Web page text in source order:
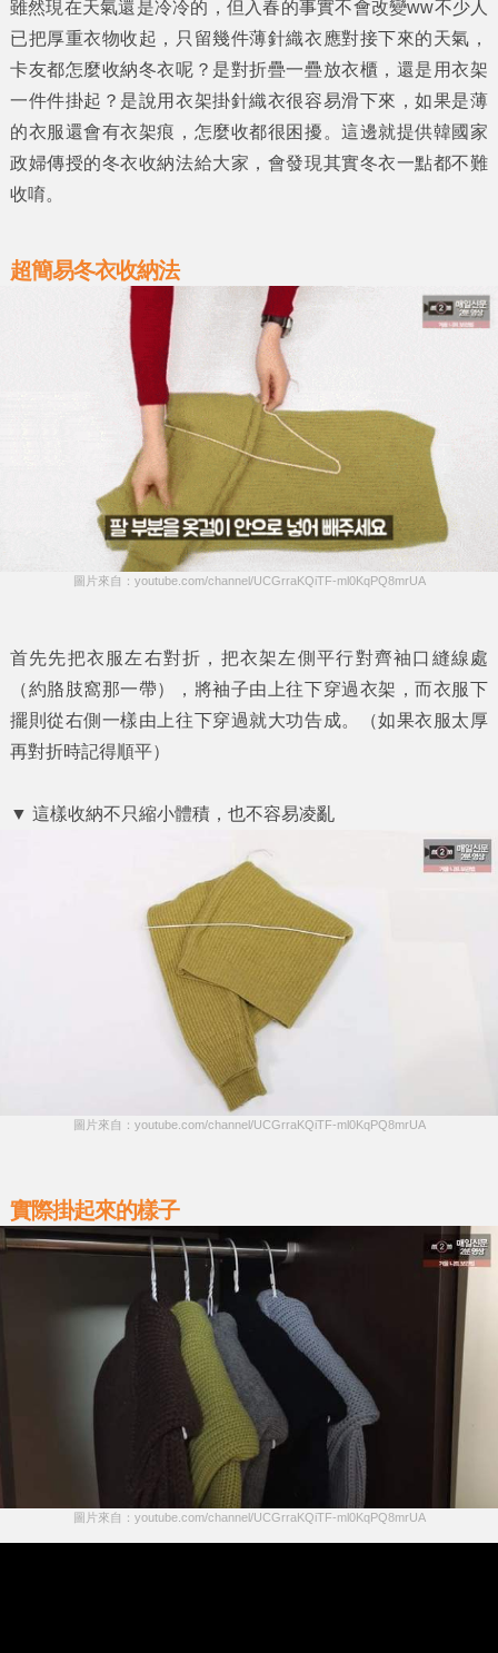
雖然現在天氣還是冷冷的，但入春的事實不會改變ww不少人
已把厚重衣物收起，只留幾件薄針織衣應對接下來的天氣，
卡友都怎麼收納冬衣呢？是對折疊一疊放衣櫃，還是用衣架
一件件掛起？是說用衣架掛針織衣很容易滑下來，如果是薄
的衣服還會有衣架痕，怎麼收都很困擾。這邊就提供韓國 家
政婦傳授的冬衣收納法給大家，會發現其實冬衣一點都不難
收唷。
超簡易冬衣收納法
圖片來自：youtube.com/channel/UCGrraKQiTF-ml0KqPQ8mrUA
首先先把衣服左右對折，把衣架左側平行對齊袖口縫線處
（約胳肢窩那一帶），將袖子由上往下穿過衣架，而衣服下
擺則從右側一樣由上往下穿過就大功告成。（如果衣服太厚
再對折時記得順平）
▼ 這樣收納不只縮小體積，也不容易凌亂
圖片來自：youtube.com/channel/UCGrraKQiTF-ml0KqPQ8mrUA
實際掛起來的樣子
圖片來自：youtube.com/channel/UCGrraKQiTF-ml0KqPQ8mrUA